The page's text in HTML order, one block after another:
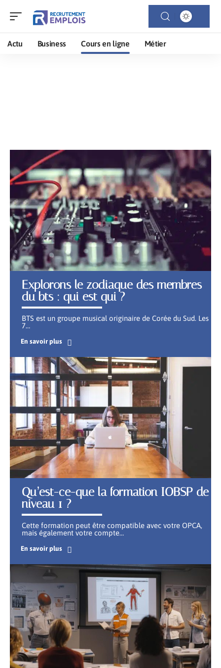
Actu Business Cours en ligne Métier
Explorons le zodiaque des membres
du bts : qui est qui ?
BTS est un groupe musical originaire de Corée du Sud. Les
7…
En savoir plus
Qu’est-ce-que la formation IOBSP de
niveau 1 ?
Cette formation peut être compatible avec votre OPCA,
mais également votre compte…
En savoir plus